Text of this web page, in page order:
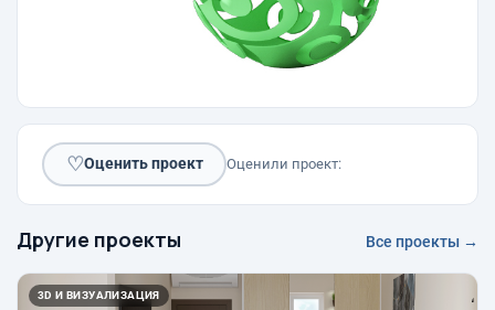
♡Оценить проект Оценили проект:
Другие проекты Все проекты →
3D И ВИЗУАЛИЗАЦИЯ